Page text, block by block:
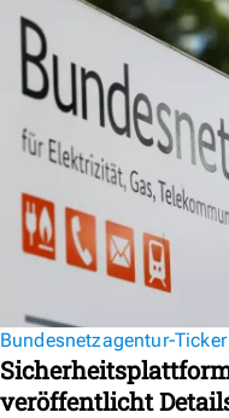
Bundesnetzagentur-Ticker
veröffentlicht